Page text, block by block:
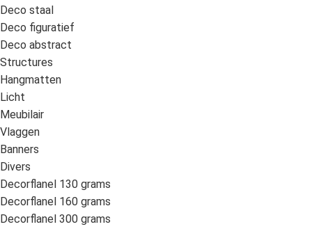
Deco staal
Deco figuratief
Deco abstract
Structures
Hangmatten
Licht
Meubilair
Vlaggen
Banners
Divers
Decorflanel 130 grams
Decorflanel 160 grams
Decorflanel 300 grams